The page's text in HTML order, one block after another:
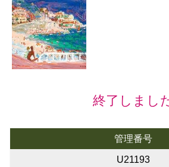
終了しまし
管理番号
U21193